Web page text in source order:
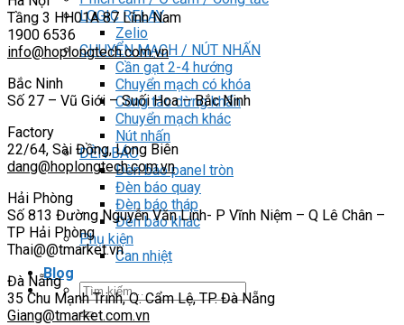
LOGIC RELAY
Zelio
CHUYỂN MẠCH / NÚT NHẤN
Cần gạt 2-4 hướng
Chuyển mạch có khóa
Công tắc dừng khẩn
Chuyển mạch khác
Nút nhấn
ĐÈN BÁO
Đèn báo panel tròn
Đèn báo quay
Đèn báo tháp
Đèn báo khác
Phụ kiện
Can nhiệt
Blog
Tìm
kiếm:
Tầng 3 HH01A 87 Lĩnh Nam
1900 6536
info@hoplongtech.com.vn
Bắc Ninh
Số 27 – Vũ Giới – Suối Hoa – Bắc Ninh
Factory
22/64, Sài Đồng, Long Biên
dang@hoplongtech.com.vn
Hải Phòng
Số 813 Đường Nguyễn Văn Linh- P Vĩnh Niệm – Q Lê Chân –
TP Hải Phòng
Thai@@tmarket.vn
Đà Nẵng
35 Chu Mạnh Trinh, Q. Cẩm Lệ, TP. Đà Nẵng
Giang@tmarket.com.vn